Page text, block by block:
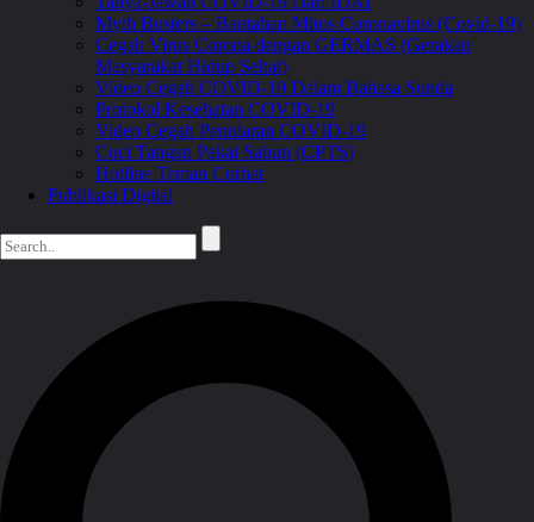
Myth Busters – Bantahan Mitos Coronavirus (Covid-19)
Cegah Virus Corona dengan GERMAS (Gerakan
Masyarakat Hidup Sehat)
Video Cegah COVID-19 Dalam Bahasa Sunda
Protokol Kesehatan COVID-19
Video Cegah Penularan COVID-19
Cuci Tangan Pakai Sabun (CPTS)
Hotline Teman Curhat
Publikasi Digital